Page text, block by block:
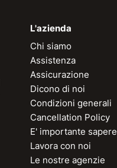
L'azienda
Chi siamo
Assistenza
Assicurazione
Dicono di noi
Condizioni generali
Cancellation Policy
E' importante sapere
Lavora con noi
Le nostre agenzie